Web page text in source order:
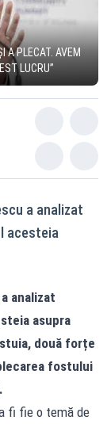
A PLECAT. AVEM
LUCRU”
a analizat
acesteia
analizat
asupra
două forțe
fostului
fi fie o temă de